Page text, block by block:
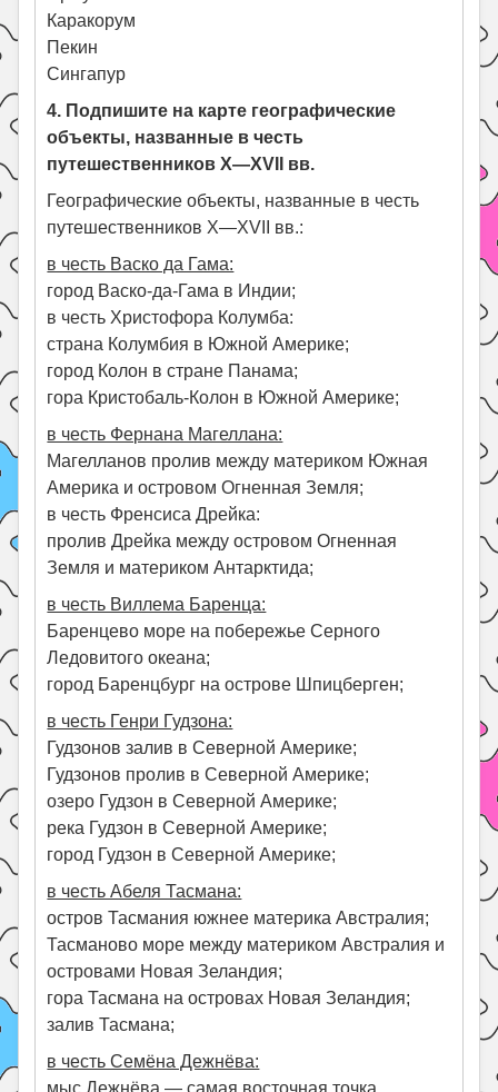
Каракорум
Пекин
Сингапур
4. Подпишите на карте географические
объекты, названные в честь
путешественников X—XVII вв.
Географические объекты, названные в честь
путешественников X—XVII вв.:
в честь Васко да Гама:
город Васко-да-Гама в Индии;
в честь Христофора Колумба:
страна Колумбия в Южной Америке;
город Колон в стране Панама;
гора Кристобаль-Колон в Южной Америке;
в честь Фернана Магеллана:
Магелланов пролив между материком Южная
Америка и островом Огненная Земля;
в честь Френсиса Дрейка:
пролив Дрейка между островом Огненная
Земля и материком Антарктида;
в честь Виллема Баренца:
Баренцево море на побережье Серного
Ледовитого океана;
город Баренцбург на острове Шпицберген;
в честь Генри Гудзона:
Гудзонов залив в Северной Америке;
Гудзонов пролив в Северной Америке;
озеро Гудзон в Северной Америке;
река Гудзон в Северной Америке;
город Гудзон в Северной Америке;
в честь Абеля Тасмана:
остров Тасмания южнее материка Австралия;
Тасманово море между материком Австралия и
островами Новая Зеландия;
гора Тасмана на островах Новая Зеландия;
залив Тасмана;
в честь Семёна Дежнёва:
мыс Дежнёва — самая восточная точка